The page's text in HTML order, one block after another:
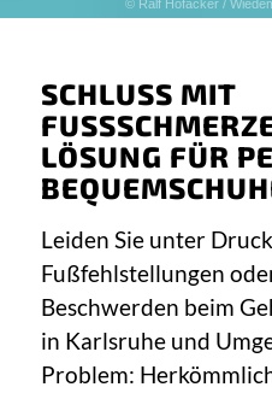
© Ralf Hofacker /
SCHLUSS MIT
ÖSUNG FÜR
EQUEMSCHUHE
Leiden Sie unter
Fußfehlstellungen
Beschwerden beim
in Karlsruhe und
Problem: